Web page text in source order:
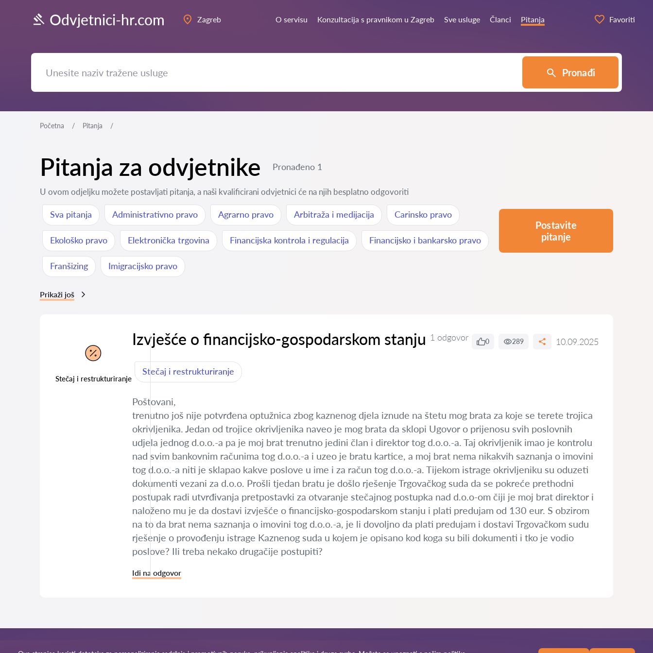
Odvjetnici-hr.com Zagreb O servisu Konzultacija s pravnikom u Zagreb Sve usluge Članci Pitanja Favoriti
Pronađi
Početna Pitanja
Pitanja za odvjetnike Pronađeno 1
U ovom odjeljku možete postavljati pitanja, a naši kvalificirani odvjetnici će na njih besplatno odgovoriti
Sva pitanja Administrativno pravo Agrarno pravo Arbitraža i medijacija Carinsko pravo
Ekološko pravo Elektronička trgovina Financijska kontrola i regulacija Financijsko i bankarsko pravo
Franšizing Imigracijsko pravo
Prikaži još
Postavite
pitanje
Stečaj i restrukturiranje
Izvješće o financijsko-gospodarskom stanju 1 odgovor 0 289 10.09.2025
Stečaj i restrukturiranje
Poštovani,
trenutno još nije potvrđena optužnica zbog kaznenog djela iznude na štetu mog brata za koje se terete trojica
okrivljenika. Jedan od trojice okrivljenika naveo je mog brata da sklopi Ugovor o prijenosu svih poslovnih
udjela jednog d.o.o.-a pa je moj brat trenutno jedini član i direktor tog d.o.o.-a. Taj okrivljenik imao je kontrolu
nad svim bankovnim računima tog d.o.o.-a i uzeo je bratu kartice, a moj brat nema nikakvih saznanja o imovini
tog d.o.o.-a niti je sklapao kakve poslove u ime i za račun tog d.o.o.-a. Tijekom istrage okrivljeniku su oduzeti
dokumenti vezani za d.o.o. Prošli tjedan bratu je došlo rješenje Trgovačkog suda da se pokreće prethodni
postupak radi utvrđivanja pretpostavki za otvaranje stečajnog postupka nad d.o.o-om čiji je moj brat direktor i
naloženo mu je da dostavi izvješće o financijsko-gospodarskom stanju i plati predujam od 130 eur. S obzirom
na to da brat nema saznanja o imovini tog d.o.o.-a, je li dovoljno da plati predujam i dostavi Trgovačkom sudu
rješenje o provođenju istrage Kaznenog suda u kojem je opisano kod koga su bili dokumenti i tko je vodio
poslove? Ili treba nekako drugačije postupiti?
Idi na odgovor